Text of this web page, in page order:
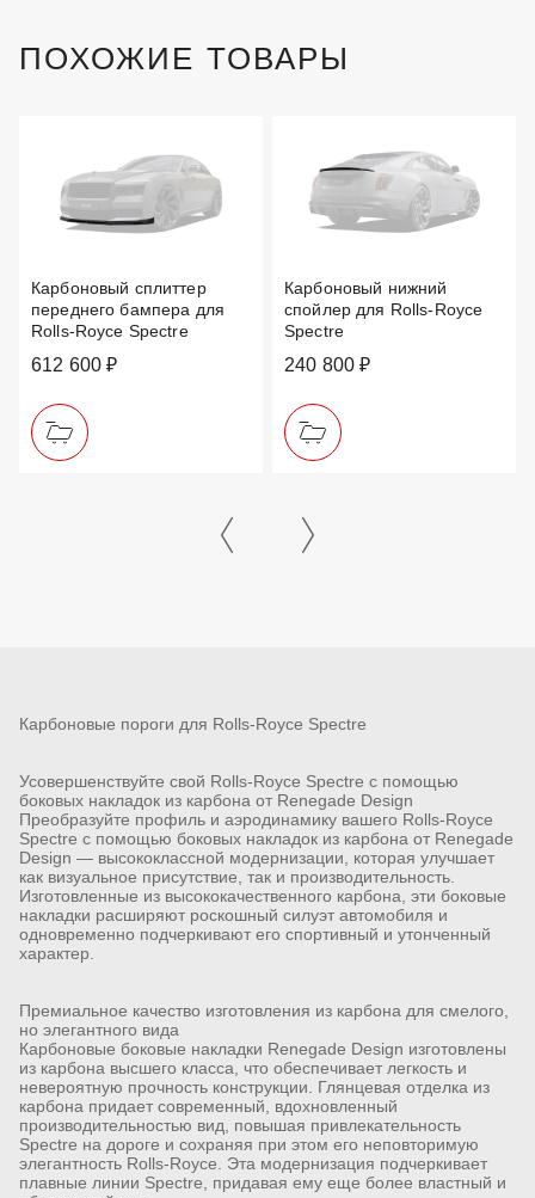
ПОХОЖИЕ ТОВАРЫ
Карбоновый сплиттер
переднего бампера для
Rolls-Royce Spectre
612 600 ₽
Карбоновый нижний
спойлер для Rolls-Royce
Spectre
240 800 ₽
Карбоновые пороги для Rolls-Royce Spectre
Усовершенствуйте свой Rolls-Royce Spectre с помощью
боковых накладок из карбона от Renegade Design
Преобразуйте профиль и аэродинамику вашего Rolls-Royce
Spectre с помощью боковых накладок из карбона от Renegade
Design — высококлассной модернизации, которая улучшает
как визуальное присутствие, так и производительность.
Изготовленные из высококачественного карбона, эти боковые
накладки расширяют роскошный силуэт автомобиля и
одновременно подчеркивают его спортивный и утонченный
характер.
Премиальное качество изготовления из карбона для смелого,
но элегантного вида
Карбоновые боковые накладки Renegade Design изготовлены
из карбона высшего класса, что обеспечивает легкость и
невероятную прочность конструкции. Глянцевая отделка из
карбона придает современный, вдохновленный
производительностью вид, повышая привлекательность
Spectre на дороге и сохраняя при этом его неповторимую
элегантность Rolls-Royce. Эта модернизация подчеркивает
плавные линии Spectre, придавая ему еще более властный и